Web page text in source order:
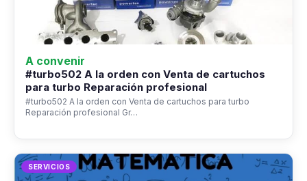
A convenir
#turbo502 A la orden con Venta de cartuchos
para turbo Reparación profesional
#turbo502 A la orden con Venta de cartuchos para turbo
Reparación profesional Gr…
SERVICIOS